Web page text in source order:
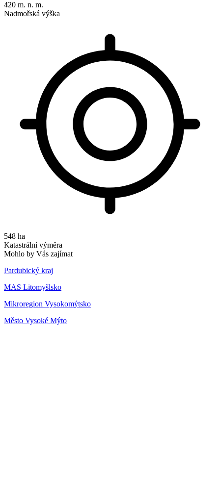
420 m. n. m.
Nadmořská výška
548 ha
Katastrální výměra
Mohlo by Vás zajímat
Pardubický kraj
MAS Litomyšlsko
Mikroregion Vysokomýtsko
Město Vysoké Mýto